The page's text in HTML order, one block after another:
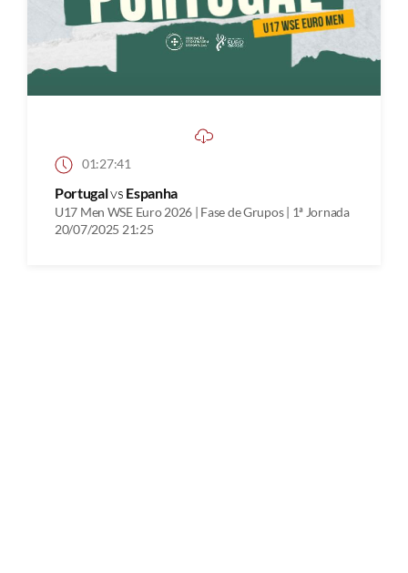
01:27:41
Portugalvs Espanha
U17 Men WSE Euro 2026 | Fase de Grupos | 1ª Jornada
20/07/2025 21:25